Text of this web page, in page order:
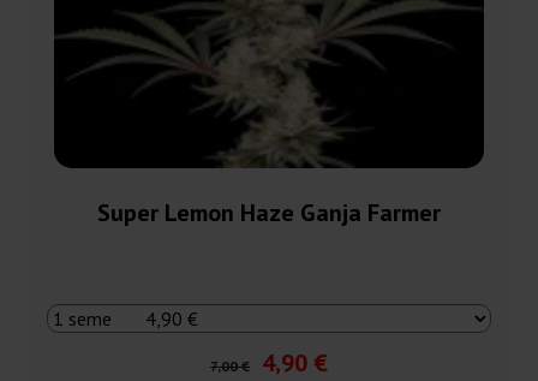
Super Lemon Haze Ganja Farmer
7,00 € 4,90 €